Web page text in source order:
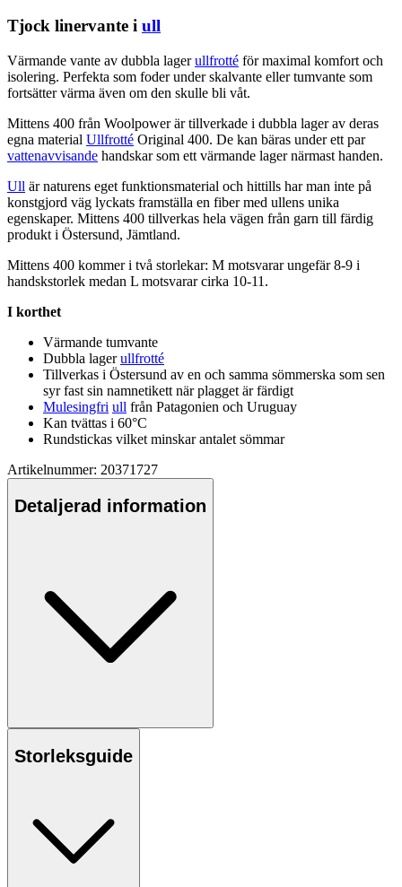
Tjock linervante i ull
Värmande vante av dubbla lagerullfrotté för maximal komfort och
isolering. Perfekta som foder under skalvante eller tumvante som
fortsätter värma även om den skulle bli våt.
Mittens 400 från Woolpower är tillverkade i dubbla lager av deras
egna material Ullfrotté Original 400. De kan bäras under ett par
vattenavvisande handskar som ett värmande lager närmast handen.
Ull är naturens eget funktionsmaterial och hittills har man inte på
konstgjord väg lyckats framställa en fiber med ullens unika
egenskaper. Mittens 400 tillverkas hela vägen från garn till färdig
produkt i Östersund, Jämtland.
Mittens 400 kommer i två storlekar: M motsvarar ungefär 8-9 i
handskstorlek medan L motsvarar cirka 10-11.
I korthet
Värmande tumvante
Dubbla lagerullfrotté
Tillverkas i Östersund av en och samma sömmerska som sen
syr fast sin namnetikett när plagget är färdigt
Mulesingfri ull från Patagonien och Uruguay
Kan tvättas i 60°C
Rundstickas vilket minskar antalet sömmar
Artikelnummer: 20371727
Detaljerad information
Storleksguide